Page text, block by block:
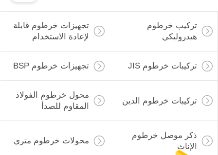
تركيب خرطوم
هيدروليكي
تجهيزات خرطوم قابلة
لإعادة الاستخدام
تركيبات خرطوم JIS تجهيزات خرطوم BSP
تركيبات خرطوم الدين
محول خرطوم الفولاذ
المقاوم للصدأ
ذكر موصل خرطوم
الإناث
محولات خرطوم متري